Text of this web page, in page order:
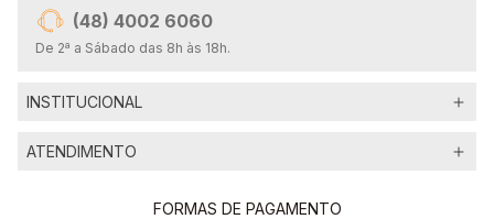
(48) 4002 6060
De 2ª a Sábado das 8h às 18h.
INSTITUCIONAL
ATENDIMENTO
FORMAS DE PAGAMENTO